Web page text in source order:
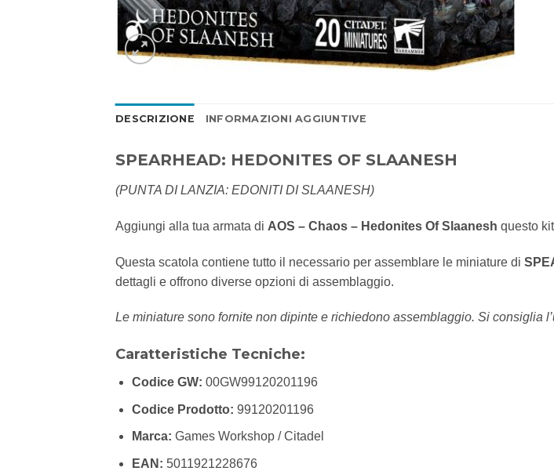
DESCRIZIONE INFORMAZIONI AGGIUNTIVE
SPEARHEAD: HEDONITES OF SLAANESH
(PUNTA DI LANZIA: EDONITI DI SLAANESH)
Aggiungi alla tua armata di AOS – Chaos – Hedonites Of Slaanesh questo
Questa scatola contiene tutto il necessario per assemblare le miniature di
dettagli e offrono diverse opzioni di assemblaggio.
Le miniature sono fornite non dipinte e richiedono assemblaggio. Si consiglia
Caratteristiche Tecniche:
Codice GW: 00GW99120201196
Codice Prodotto: 99120201196
Marca: Games Workshop / Citadel
EAN: 5011921228676